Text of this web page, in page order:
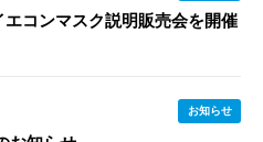
コンマスク説明販売会を開催
お知らせ